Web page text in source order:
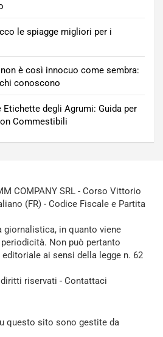
le spiagge migliori per i
è così innocuo come sembra:
conoscono
degli Agrumi: Guida per
Commestibili
COMPANY SRL - Corso Vittorio
(FR) - Codice Fiscale e Partita
giornalistica, in quanto viene
Non può pertanto
ai sensi della legge n. 62
riservati - Contattaci
questo sito sono gestite da